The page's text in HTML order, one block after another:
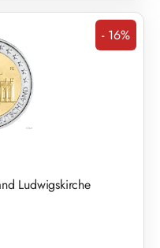
Rabatt
- 16%
Ludwigskirche